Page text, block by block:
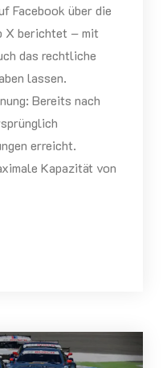
Facebook über die
X berichtet – mit
das rechtliche
lassen.
Bereits nach
erreicht.
Kapazität von